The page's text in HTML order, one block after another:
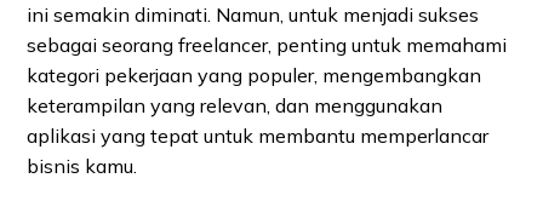
ini semakin diminati. Namun, untuk menjadi sukses
sebagai seorang freelancer, penting untuk memahami
kategori pekerjaan yang populer, mengembangkan
keterampilan yang relevan, dan menggunakan
aplikasi yang tepat untuk membantu memperlancar
bisnis kamu.